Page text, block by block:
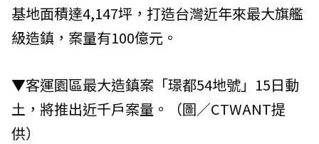
基地面積達4,147坪，打造台灣近年來最大旗艦
級造鎮，案量有100億元。
▼客運園區最大造鎮案「璟都54地號」15日動
土，將推出近千戶案量。（圖／CTWANT提
供）